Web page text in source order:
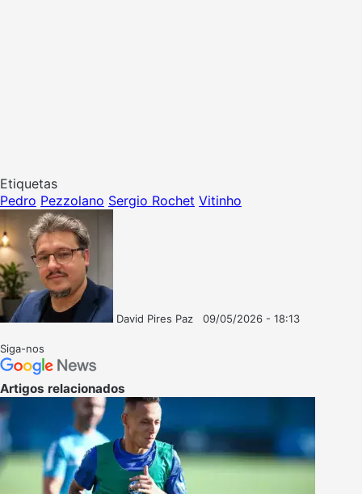
Etiquetas
Pedro Pezzolano Sergio Rochet Vitinho
David Pires Paz
09/05/2026 - 18:13
Siga-nos
Artigos relacionados